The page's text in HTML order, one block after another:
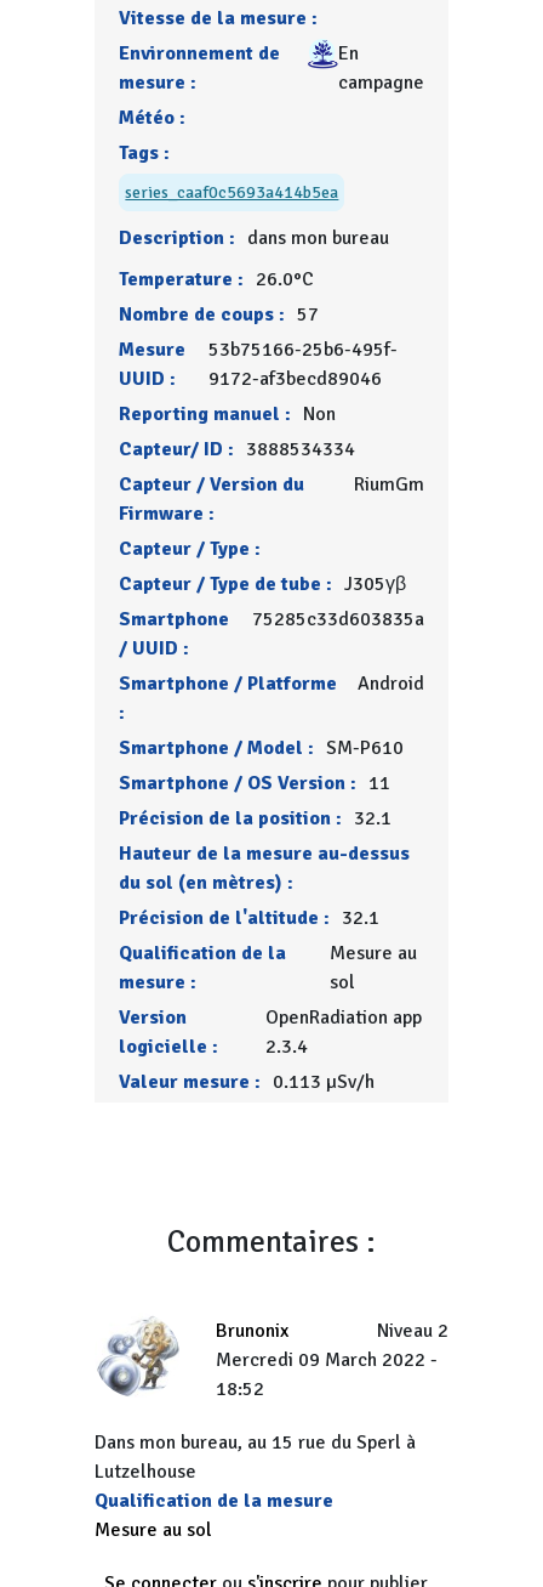
Vitesse de la mesure :
Environnement de
mesure :
En
campagne
Météo :
Tags :
series_caaf0c5693a414b5ea
Description : dans mon bureau
Temperature : 26.0°C
Nombre de coups : 57
Mesure
UUID :
53b75166-25b6-495f-
9172-af3becd89046
Reporting manuel : Non
Capteur/ ID : 3888534334
Capteur / Version du
Firmware :
RiumGm
Capteur / Type :
Capteur / Type de tube : J305γβ
Smartphone
/ UUID :
75285c33d603835a
Smartphone / Platforme
:
Android
Smartphone / Model : SM-P610
Smartphone / OS Version : 11
Précision de la position : 32.1
Hauteur de la mesure au-dessus
du sol (en mètres) :
Précision de l'altitude : 32.1
Qualification de la
mesure :
Mesure au
sol
Version
logicielle :
OpenRadiation app
2.3.4
Valeur mesure : 0.113 µSv/h
Commentaires :
Brunonix
Niveau 2
Mercredi 09 March 2022 -
18:52
Dans mon bureau, au 15 rue du Sperl à
Lutzelhouse
Qualification de la mesure
Mesure au sol